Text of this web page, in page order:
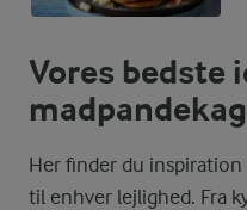
Vores bedste
Her finder du inspiration
til enhver lejlighed. Fra